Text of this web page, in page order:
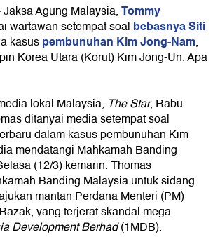
Jaksa Agung Malaysia,Tommy
wartawan setempat soal bebasnya Siti
kasuspembunuhan Kim Jong-Nam,
Korea Utara (Korut) Kim Jong-Un. Apa
lokal Malaysia, The Star, Rabu
ditanyai media setempat soal
dalam kasus pembunuhan Kim
mendatangi Mahkamah Banding
(12/3) kemarin. Thomas
Banding Malaysia untuk sidang
mantan Perdana Menteri (PM)
yang terjerat skandal mega
Development Berhad(1MDB).